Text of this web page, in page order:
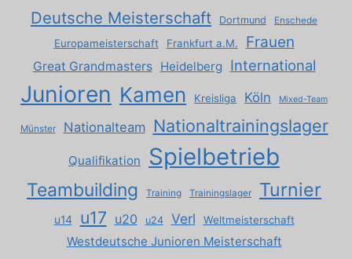
Deutsche Meisterschaft Dortmund Enschede
Europameisterschaft Frankfurt a.M. Frauen
Great Grandmasters Heidelberg International
Junioren Kamen Kreisliga Köln Mixed-Team
Münster Nationalteam Nationaltrainingslager
Qualifikation Spielbetrieb
Teambuilding Training Trainingslager Turnier
u14 u17 u20 u24 Verl Weltmeisterschaft
Westdeutsche Junioren Meisterschaft